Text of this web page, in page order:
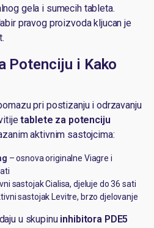
gela i sumecih tableta.
pravog proizvoda kljucan je
Potenciju i Kako
pri postizanju i odrzavanju
tablete za potenciju
aktivnim sastojcima:
– osnova originalne Viagre i
sastojak Cialisa, djeluje do 36 sati
sastojak Levitre, brzo djelovanje
u skupinu inhibitora PDE5